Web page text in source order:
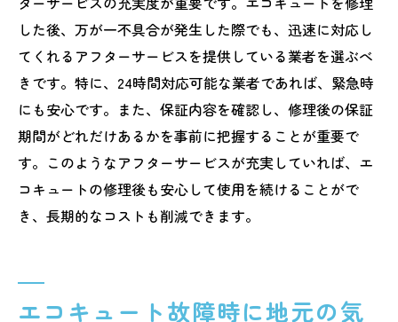
した後、万が一不具合が発生した際でも、迅速に対応し
てくれるアフターサービスを提供している業者を選ぶべ
きです。特に、24時間対応可能な業者であれば、緊急時
にも安心です。また、保証内容を確認し、修理後の保証
期間がどれだけあるかを事前に把握することが重要で
す。このようなアフターサービスが充実していれば、エ
コキュートの修理後も安心して使用を続けることがで
き、長期的なコストも削減できます。
エコキュート故障時に地元の気